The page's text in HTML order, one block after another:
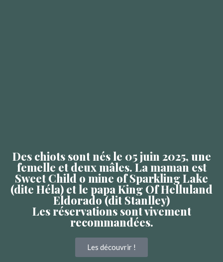
Des chiots sont nés le 05 juin 2025, une
femelle et deux mâles. La maman est
Sweet Child o mine of Sparkling Lake
(dite Héla) et le papa King Of Helluland
Eldorado (dit Stanlley)
Les réservations sont vivement
recommandées.
Les découvrir !